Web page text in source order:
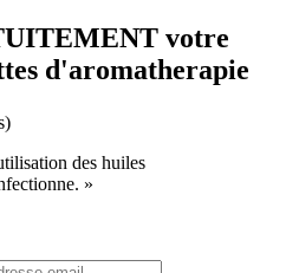
votre
d'aromatherapie
des huiles
»